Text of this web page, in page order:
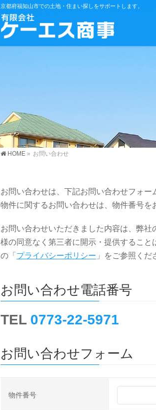
京都府福知山市での土地・住まい探しをサポートします。
HOME » お問い合わせ
お問い合わせは、下記お問い合わせフォ
物件に関するお問い合わせは、物件番号を
お問い合わせいただきました内容は、弊
様の同意なく第三者に開示・提供するこ
の「 プライバシーポリシー 」をご参照くだ
お問い合わせ電話番号
TEL 0773-22-5971
お問い合わせフォーム
物件番号